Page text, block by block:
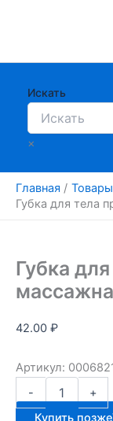
Искать
×
Главная
Товары
Губка для тела
Губка
42.00 ₽
Артикул:
-
Количество
товара
Губка
+
Купить позже